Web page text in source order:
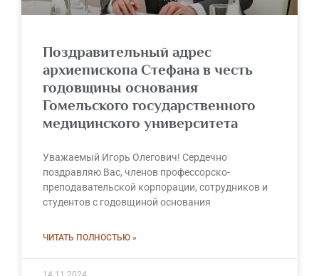
Поздравительный адрес
архиепископа Стефана в честь
годовщины основания
Гомельского государственного
медицинского университета
Уважаемый Игорь Олегович! Сердечно
поздравляю Вас, членов профессорско-
преподавательской корпорации, сотрудников и
студентов с годовщиной основания
ЧИТАТЬ ПОЛНОСТЬЮ »